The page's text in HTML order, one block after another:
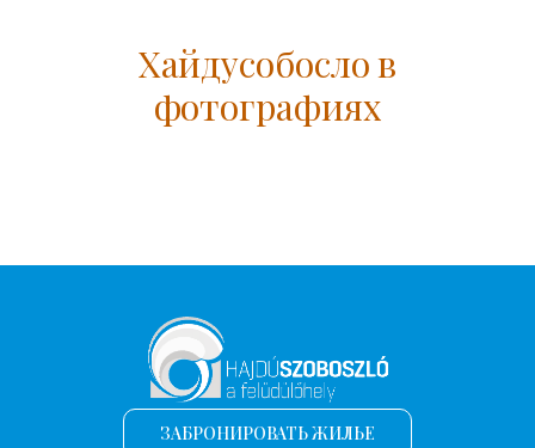
Хайдусобосло в
фотографиях
ЗАБРОНИРОВАТЬ ЖИЛЬЕ